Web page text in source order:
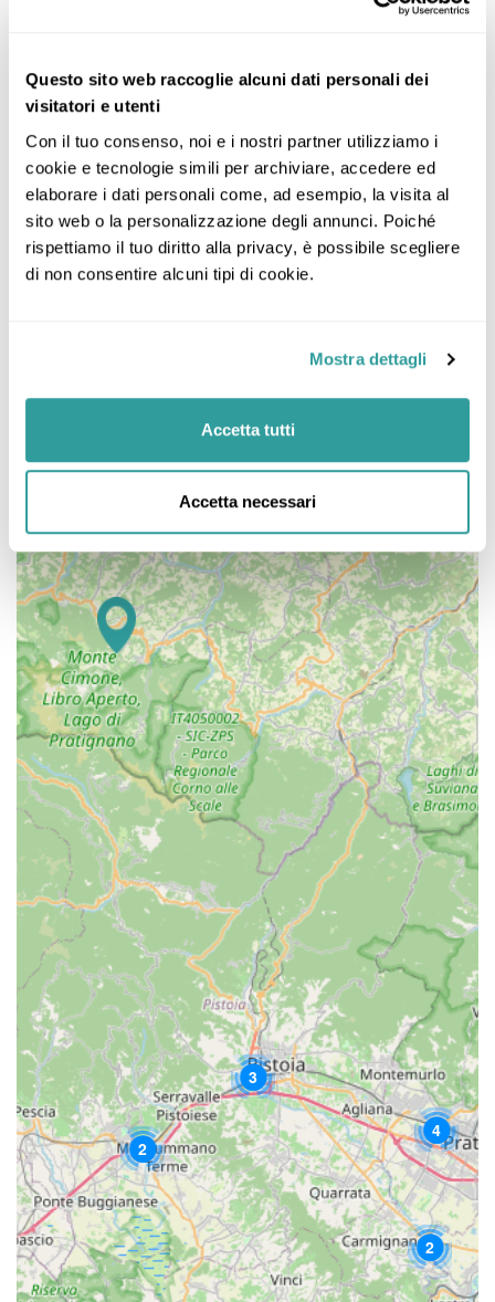
Questo sito web raccoglie alcuni dati personali dei
visitatori e utenti
Con il tuo consenso, noi e i nostri partner utilizziamo i
cookie e tecnologie simili per archiviare, accedere ed
elaborare i dati personali come, ad esempio, la visita al
sito web o la personalizzazione degli annunci. Poiché
rispettiamo il tuo diritto alla privacy, è possibile scegliere
di non consentire alcuni tipi di cookie.
Mostra dettagli
Accetta tutti
Accetta necessari
4
3
2
2